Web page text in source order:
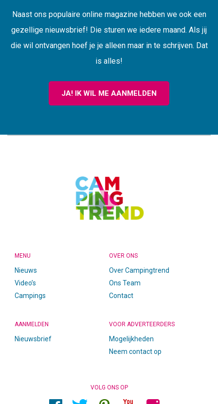
Naast ons populaire online magazine hebben we ook een
gezellige nieuwsbrief! Die sturen we iedere maand. Als jij
die wil ontvangen hoef je je alleen maar in te schrijven. Dat
is alles!
JA! IK WIL ME AANMELDEN
MENU
Nieuws
Video’s
Campings
OVER ONS
Over Campingtrend
Ons Team
Contact
AANMELDEN
Nieuwsbrief
VOOR ADVERTEERDERS
Mogelijkheden
Neem contact op
VOLG ONS OP